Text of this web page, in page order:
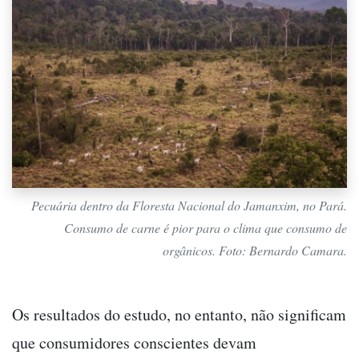
Pecuária dentro da Floresta Nacional do Jamanxim, no Pará.
Consumo de carne é pior para o clima que consumo de
orgânicos. Foto: Bernardo Camara.
Os resultados do estudo, no entanto, não significam
que consumidores conscientes devam